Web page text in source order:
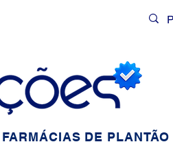
FARMÁCIAS DE PLANTÃO